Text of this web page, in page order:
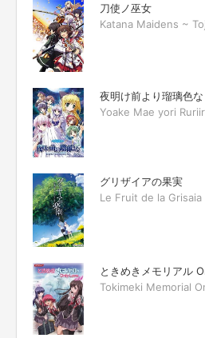
刀使ノ巫女
Katana Maidens ~
夜明け前より瑠璃色な
Yoake Mae yori
グリザイアの果実
Le Fruit de la
ときめきメモリアル
Tokimeki Memorial